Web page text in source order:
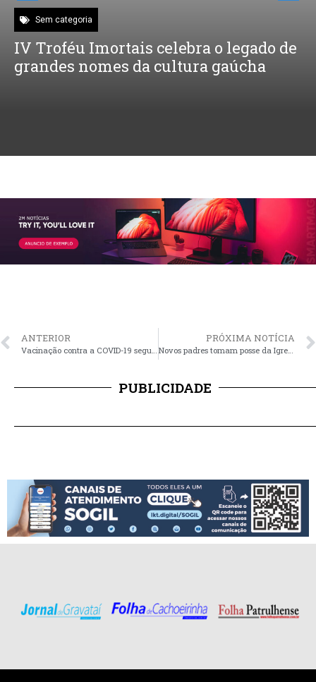
Sem categoria
IV Troféu Imortais celebra o legado de
grandes nomes da cultura gaúcha
ANTERIOR PRÓXIMA NOTÍCIA
Novos padres tomam posse da Igreja Matriz Nossa Senhora dos Anjos
PUBLICIDADE